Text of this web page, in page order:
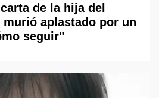
de la hija del
aplastado por un
seguir"